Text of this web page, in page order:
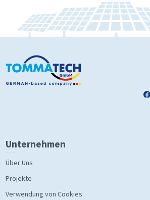
Unternehmen
Über Uns
Projekte
Verwendung von Cookies